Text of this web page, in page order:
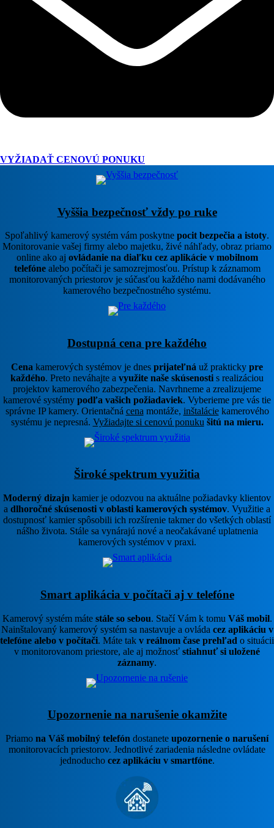
VYŽIADAŤ CENOVÚ PONUKU
Vyššia bezpečnosť vždy po ruke​
Spoľahlivý kamerový systém vám poskytne pocit bezpečia a istoty.
Monitorovanie vašej firmy alebo majetku, živé náhľady, obraz priamo
online ako aj ovládanie na diaľku cez aplikácie v mobilnom
telefónealebo počítači je samozrejmosťou. Prístup k záznamom
monitorovaných priestorov je súčasťou každého nami dodávaného
kamerového bezpečnostného systému.
Dostupná cena pre každého
Cena kamerových systémov je dnes prijateľná už prakticky pre
každého. Preto neváhajte a využite naše skúsenosti s realizáciou
projektov kamerového zabezpečenia. Navrhneme a zrealizujeme
kamerové systémy podľa vašich požiadaviek. Vyberieme pre vás tie
správne IP kamery. Orientačná cena montáže, inštaláciekamerového
systému je nepresná. Vyžiadajte si cenovú ponuku šitú na mieru.
Široké spektrum využitia
Moderný dizajn kamier je odozvou na aktuálne požiadavky klientov
a dlhoročné skúsenosti v oblasti kamerových systémov. Využitie a
dostupnosť kamier spôsobili ich rozšírenie takmer do všetkých oblastí
nášho života. Stále sa vynárajú nové a neočakávané uplatnenia
kamerových systémov v praxi.
Smart aplikácia v počítači aj v telefóne
Kamerový systém máte stále so sebou. Stačí Vám k tomu Váš mobil.
Nainštalovaný kamerový systém sa nastavuje a ovláda cez aplikáciu v
telefóne alebo v počítači. Máte tak v reálnom čase prehľad o situácii
v monitorovanom priestore, ale aj možnosť stiahnuť si uložené
záznamy.
Upozornenie na narušenie okamžite
Priamo na Váš mobilný telefón dostanete upozornenie o narušení
monitorovacích priestorov. Jednotlivé zariadenia následne ovládate
jednoducho cez aplikáciu v smartfóne.